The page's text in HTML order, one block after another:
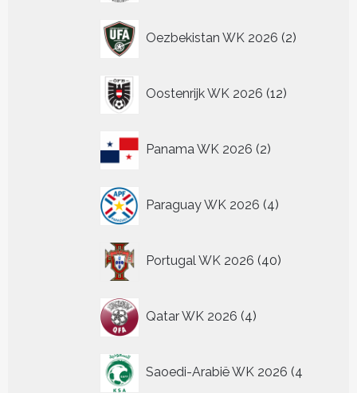
Oezbekistan WK 2026 2
producten
Oostenrijk WK 2026 12
producten
Panama WK 2026 2
producten
Paraguay WK 2026 4
producten
Portugal WK 2026 40
producten
Qatar WK 2026 4
producten
Saoedi-Arabië WK 2026 4